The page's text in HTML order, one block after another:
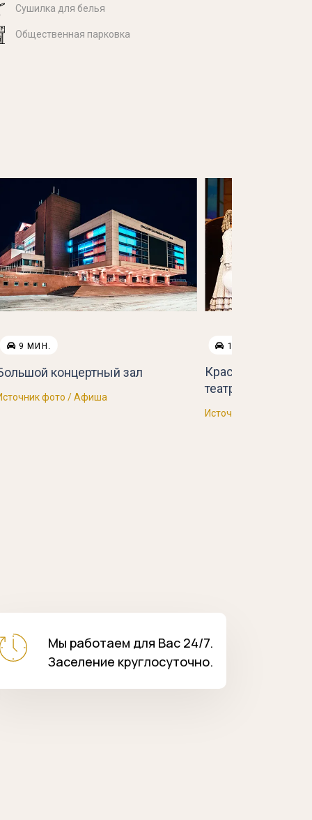
Cушилка для белья
Общественная парковка
 9 МИН.
концертный зал
фото / Афиша
 10 МИН.
Красноярский
театр
Источник фото /
Мы работаем для Вас 24/7.
Заселение круглосуточно.